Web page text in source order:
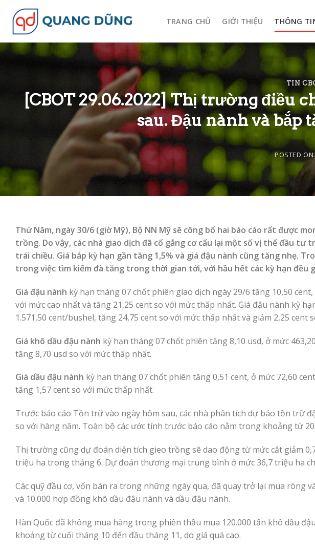
content
TRANG CHỦ GIỚI THIỆU THÔNG
TIN
[CBOT 29.06.2022] Thị trường điều
sau. Đậu nành và bắp
POSTED
Thứ Năm, ngày 30/6 (giờ Mỹ), Bộ NN Mỹ sẽ công bố hai báo cáo rất được
trồng. Do vậy, các nhà giao dịch đã cố gắng cơ cấu lại một số vị thế đầu
trái chiều. Giá bắp kỳ hạn gần tăng 1,5% và giá đậu nành cũng tăng nhẹ.
trong việc tìm kiếm đà tăng trong thời gian tới, với hầu hết các kỳ hạn đều
Giá đậu nành kỳ hạn tháng 07 chốt phiên giao dịch ngày 29/6 tăng 10,50
với mức cao nhất và tăng 21,25 cent so với mức thấp nhất. Giá đậu nành kỳ
1.571,50 cent/bushel, tăng 24,75 cent so với mức thấp nhất và giảm 2,25 cent
Giá khô dầu đậu nành kỳ hạn tháng 07 chốt phiên tăng 8,10 usd, ở mức
tăng 8,70 usd so với mức thấp nhất.
Giá dầu đậu nành kỳ hạn tháng 07 chốt phiên tăng 0,51 cent, ở mức 72,60
tăng 1,57 cent so với mức thấp nhất.
Trước báo cáo Tồn trữ vào ngày hôm sau, các nhà phân tích dự báo tồn trữ
so với hàng năm. Toàn bộ các ước tính trước báo cáo nằm trong khoảng từ
Thị trường cũng dự đoán diện tích gieo trồng sẽ dao động từ mức cắt giảm
triệu ha trong tháng 6. Dự đoán thương mại trung bình ở mức 36,7 triệu ha
Các quỹ đầu cơ, vốn bán ra trong những ngày qua, đã quay trở lại mua ròng
và 10.000 hợp đồng khô dầu đậu nành và dầu đậu nành.
Hàn Quốc đã không mua hàng trong phiên thầu mua 120.000 tấn khô dầu
khoảng từ cuối tháng 10 đến đầu tháng 11, do giá quá cao.